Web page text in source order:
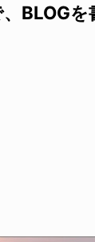
BLOGを